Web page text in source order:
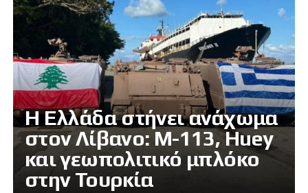
Η Ελλάδα στήνει ανάχωμα
στον Λίβανο: M-113, Huey
και γεωπολιτικό μπλόκο
στην Τουρκία